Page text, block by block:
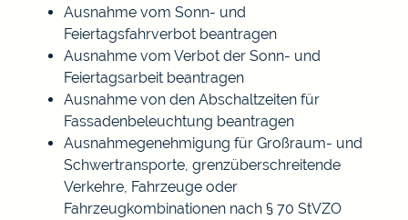
Ausnahme vom Sonn- und
Feiertagsfahrverbot beantragen
Ausnahme vom Verbot der Sonn- und
Feiertagsarbeit beantragen
Ausnahme von den Abschaltzeiten für
Fassadenbeleuchtung beantragen
Ausnahmegenehmigung für Großraum- und
Schwertransporte, grenzüberschreitende
Verkehre, Fahrzeuge oder
Fahrzeugkombinationen nach § 70 StVZO